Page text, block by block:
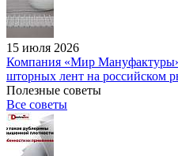
15 июля 2026
Компания «Мир
шторных лент на российском
Полезные советы
Все советы